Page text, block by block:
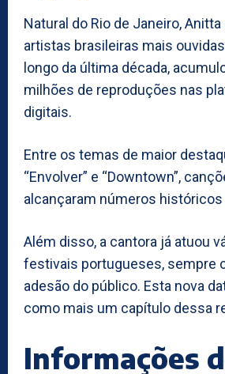
Natural do Rio de Janeiro,
artistas brasileiras mais
longo da última década,
milhões de reproduções nas
digitais.
Entre os temas de maior
“Envolver” e “Downtown”,
alcançaram números
Além disso, a cantora já atuou
festivais portugueses, sempre
adesão do público. Esta nova
como mais um capítulo dessa
Informações